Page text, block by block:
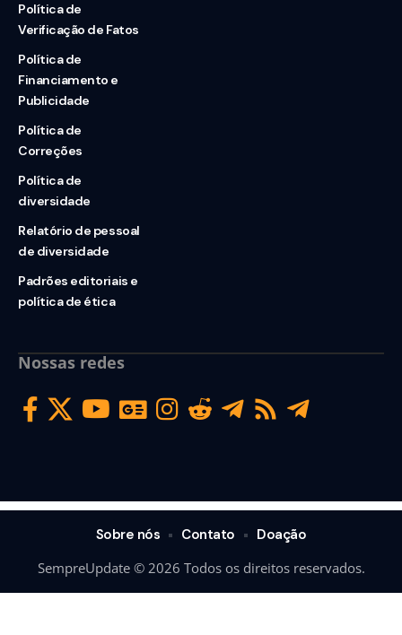
Política de
Verificação de Fatos
Política de
Financiamento e
Publicidade
Política de
Correções
Política de
diversidade
Relatório de pessoal
de diversidade
Padrões editoriais e
política de ética
Nossas redes
SempreUpdate © 2026 Todos os direitos reservados.
Sobre nós Contato Doação